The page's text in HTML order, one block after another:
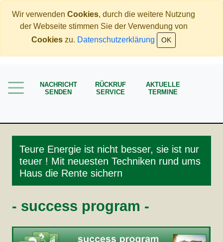
Wir verwenden Cookies, durch die weitere Nutzung
der Webseite stimmen Sie der Verwendung von
Cookies zu. Datenschutzerklärung OK
NACHRICHT
SENDEN
RÜCKRUF
SERVICE
AKTUELLE
TERMINE
Immobilien
Mehr Geld verdienen
Meine Angebote
Teure Energie ist nicht besser, sie ist nur
teuer ! Mit neuesten Techniken rund ums
Haus die Rente sichern
- success program -